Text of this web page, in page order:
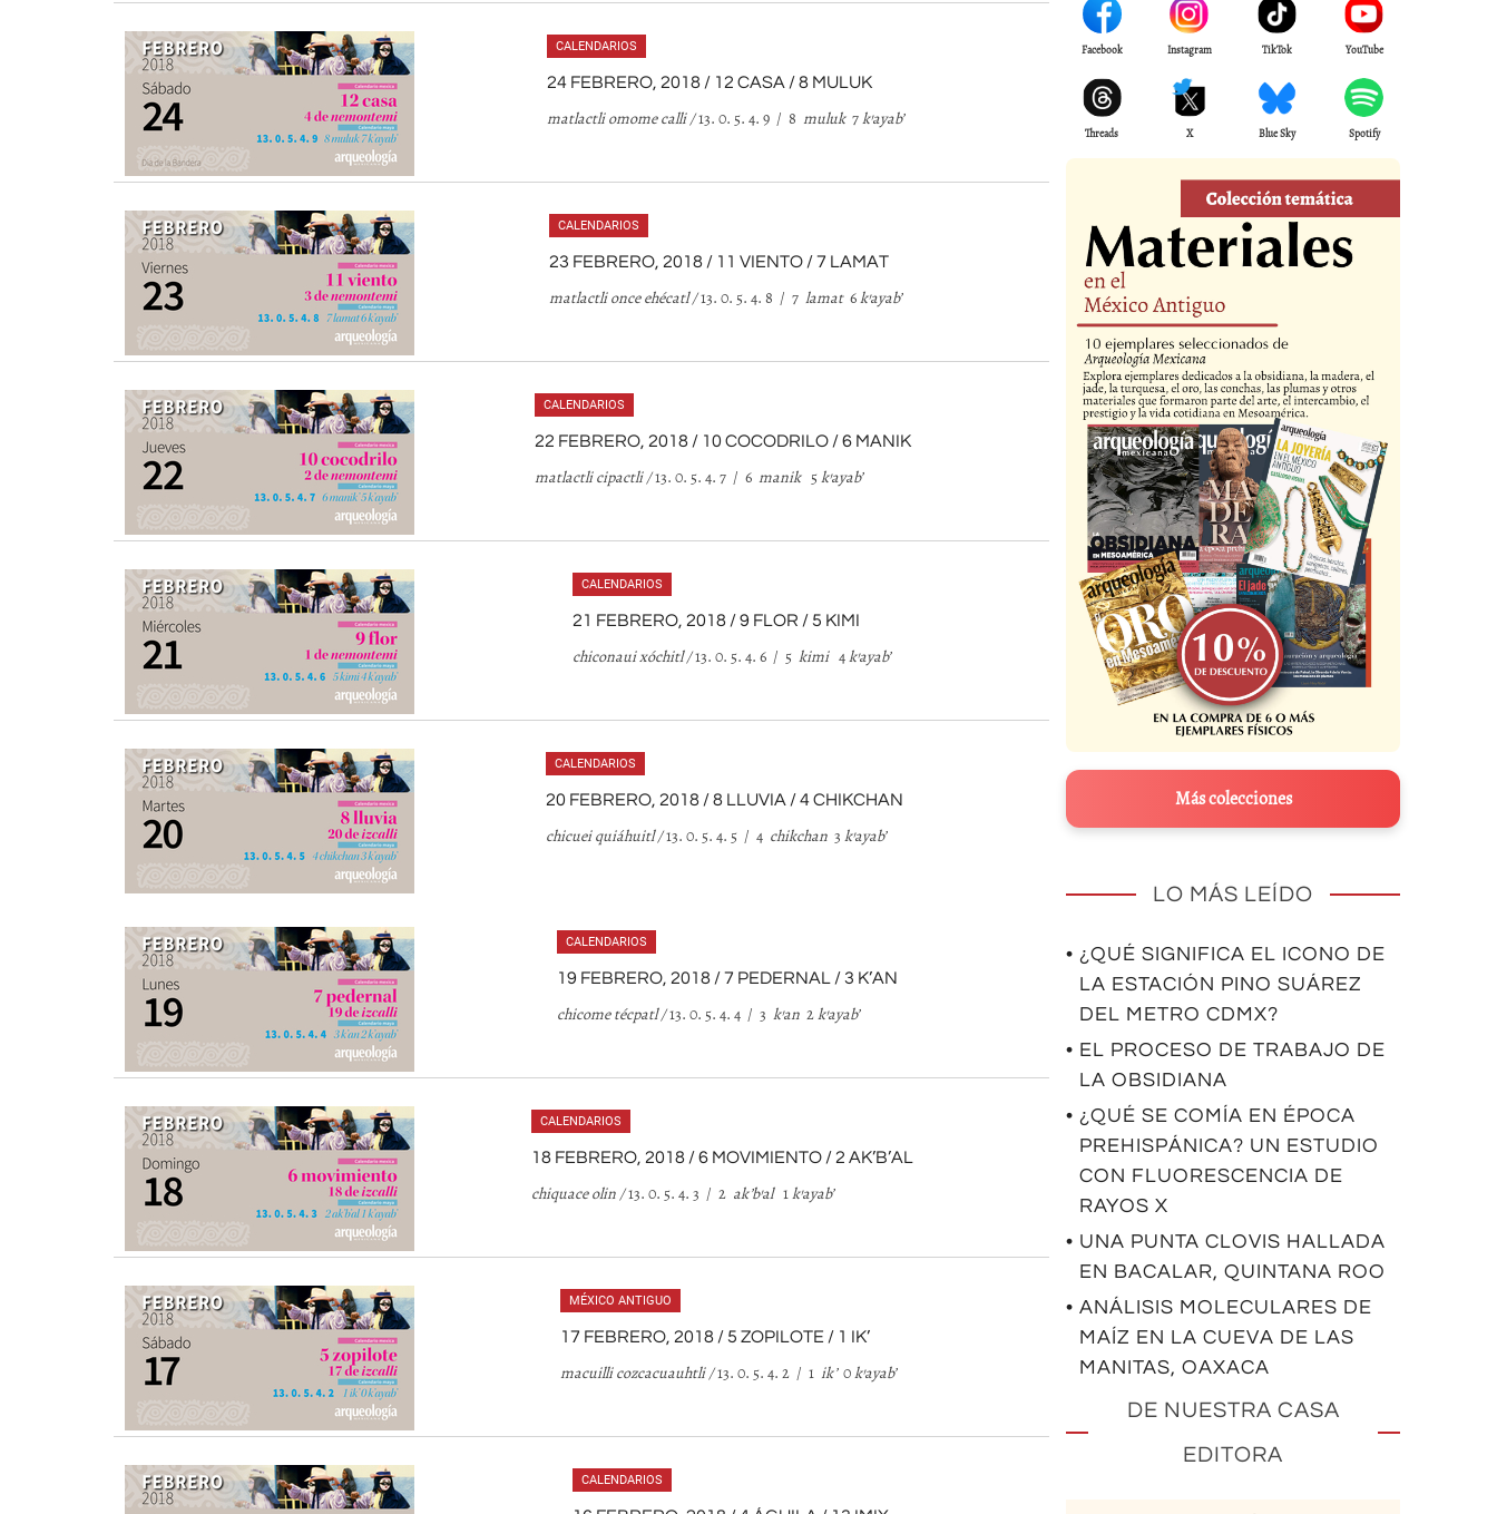
CALENDARIOS
24 FEBRERO, 2018 / 12 CASA / 8 MULUK
matlactli omome calli /13. 0. 5. 4. 9 / 8 muluk7k’ayab’
CALENDARIOS
23 FEBRERO, 2018 / 11 VIENTO / 7 LAMAT
matlactli once ehécatl /13. 0. 5. 4. 8 / 7 lamat6k’ayab’
CALENDARIOS
22 FEBRERO, 2018 / 10 COCODRILO / 6 MANIK
matlactli cipactli /13. 0. 5. 4. 7 / 6 manik5k’ayab’
CALENDARIOS
21 FEBRERO, 2018 / 9 FLOR / 5 KIMI
chiconaui xóchitl /13. 0. 5. 4. 6 / 5 kimi4k’ayab’
CALENDARIOS
20 FEBRERO, 2018 / 8 LLUVIA / 4 CHIKCHAN
chicuei quiáhuitl /13. 0. 5. 4. 5 / 4 chikchan 3 k’ayab’
CALENDARIOS
19 FEBRERO, 2018 / 7 PEDERNAL / 3 K’AN
chicome técpatl /13. 0. 5. 4. 4 / 3 k’an 2k’ayab’
CALENDARIOS
18 FEBRERO, 2018 / 6 MOVIMIENTO / 2 AK’B’AL
chiquace olin /13. 0. 5. 4. 3 / 2 akb’al1k’ayab’
MÉXICO ANTIGUO
17 FEBRERO, 2018 / 5 ZOPILOTE / 1 IK’
macuilli cozcacuauhtli /13. 0. 5. 4. 2 / 1 ik0k’ayab’
CALENDARIOS
Facebook Instagram TikTok YouTube
Threads X Blue Sky Spotify
Más colecciones
LO MÁS LEÍDO
• ¿QUÉ SIGNIFICA EL ICONO DE
LA ESTACIÓN PINO SUÁREZ
DEL METRO CDMX?
• EL PROCESO DE TRABAJO DE
LA OBSIDIANA
• ¿QUÉ SE COMÍA EN ÉPOCA
PREHISPÁNICA? UN ESTUDIO
CON FLUORESCENCIA DE
RAYOS X
• UNA PUNTA CLOVIS HALLADA
EN BACALAR, QUINTANA ROO
• ANÁLISIS MOLECULARES DE
MAÍZ EN LA CUEVA DE LAS
MANITAS, OAXACA
DE NUESTRA CASA
EDITORA